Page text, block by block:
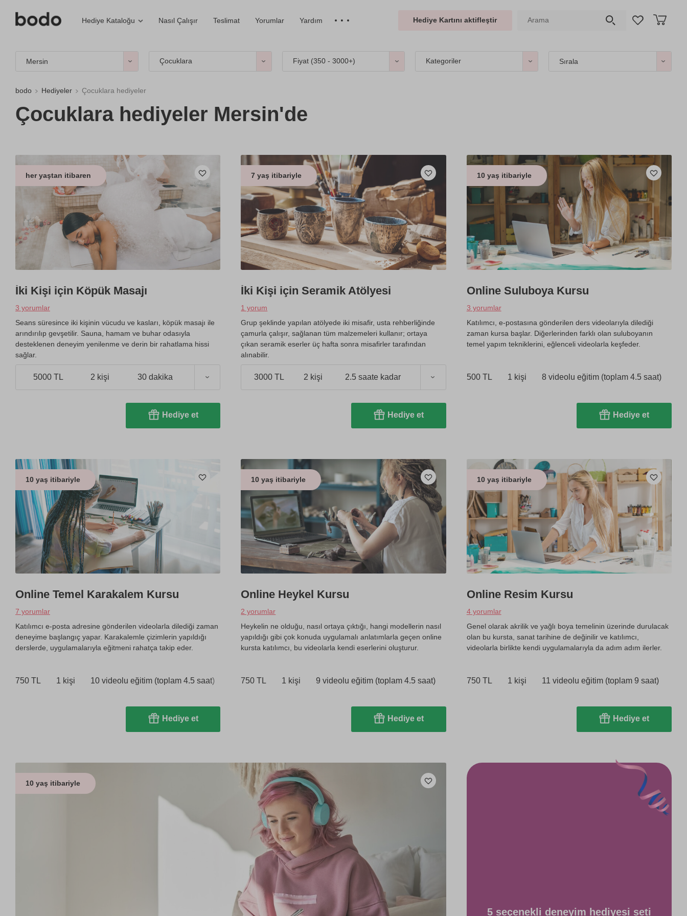
Hediye Kataloğu Nasıl Çalışır Teslimat Yorumlar Yardım Hediye Kartını aktifleştir
Mersin Çocuklara Fiyat (350 - 3000+) Kategoriler Sırala
bodo Hediyeler Çocuklara hediyeler
Çocuklara hediyeler Mersin'de
her yaştan itibaren
İki Kişi için Köpük Masajı
3 yorumlar
Seans süresince iki kişinin vücudu ve kasları, köpük masajı ile
arındırılıp gevşetilir. Sauna, hamam ve buhar odasıyla
desteklenen deneyim yenilenme ve derin bir rahatlama hissi
sağlar.
5000 TL 2 kişi 30 dakika
Hediye et
7 yaş itibariyle
İki Kişi için Seramik Atölyesi
1 yorum
Grup şeklinde yapılan atölyede iki misafir, usta rehberliğinde
çamurla çalışır, sağlanan tüm malzemeleri kullanır; ortaya
çıkan seramik eserler üç hafta sonra misafirler tarafından
alınabilir.
3000 TL 2 kişi 2.5 saate kadar
Hediye et
10 yaş itibariyle
Online Suluboya Kursu
3 yorumlar
Katılımcı, e-postasına gönderilen ders videolarıyla dilediği
zaman kursa başlar. Diğerlerinden farklı olan suluboyanın
temel yapım tekniklerini, eğlenceli videolarla keşfeder.
500 TL 1 kişi 8 videolu eğitim (toplam 4.5 saat)
Hediye et
10 yaş itibariyle
Online Temel Karakalem Kursu
7 yorumlar
Katılımcı e-posta adresine gönderilen videolarla dilediği zaman
deneyime başlangıç yapar. Karakalemle çizimlerin yapıldığı
derslerde, uygulamalarıyla eğitmeni rahatça takip eder.
750 TL 1 kişi 10 videolu eğitim (toplam 4.5 saat)
Hediye et
10 yaş itibariyle
Online Heykel Kursu
2 yorumlar
Heykelin ne olduğu, nasıl ortaya çıktığı, hangi modellerin nasıl
yapıldığı gibi çok konuda uygulamalı anlatımlarla geçen online
kursta katılımcı, bu videolarla kendi eserlerini oluşturur.
750 TL 1 kişi 9 videolu eğitim (toplam 4.5 saat)
Hediye et
10 yaş itibariyle
Online Resim Kursu
4 yorumlar
Genel olarak akrilik ve yağlı boya temelinin üzerinde durulacak
olan bu kursta, sanat tarihine de değinilir ve katılımcı,
videolarla birlikte kendi uygulamalarıyla da adım adım ilerler.
750 TL 1 kişi 11 videolu eğitim (toplam 9 saat)
Hediye et
10 yaş itibariyle
5 seçenekli deneyim hediyesi seti